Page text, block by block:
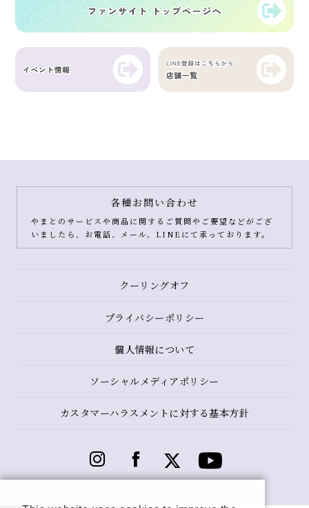
各種お問い合わせ
やまとのサービスや商品に関するご質問やご要望などがござ
いましたら、お電話、メール、LINEにて承っております。
クーリングオフ
プライバシーポリシー
個人情報について
ソーシャルメディアポリシー
カスタマーハラスメントに対する基本方針